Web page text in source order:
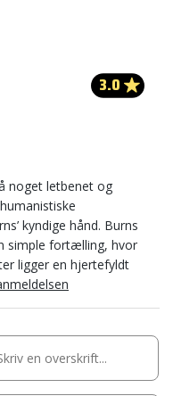
3.0
noget letbenet og
kyndige hånd. Burns
simple fortælling, hvor
ligger en hjertefyldt